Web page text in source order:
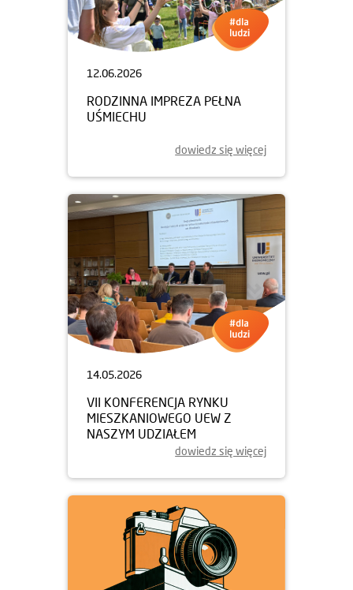
12.06.2026
RODZINNA IMPREZA PEŁNA
UŚMIECHU
dowiedz się więcej
14.05.2026
VII KONFERENCJA RYNKU
MIESZKANIOWEGO UEW Z
NASZYM UDZIAŁEM
dowiedz się więcej